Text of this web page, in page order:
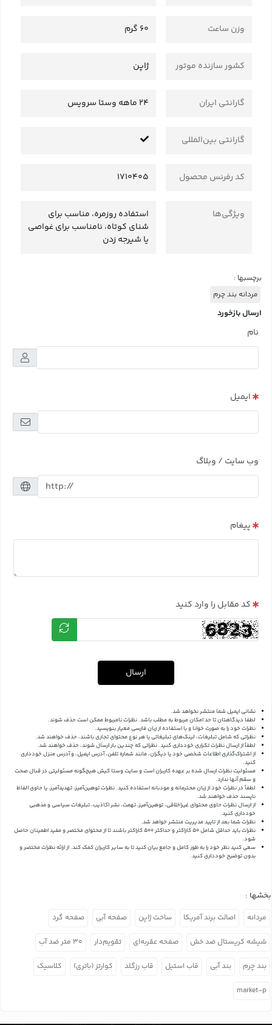
وزن ساعت 60 گرم
کشور سازنده موتور ژاپن
گارانتی ایران 24 ماهه وستا سرویس
گارانتی بین‌المللی
کد رفرنس محصول 1710405
ویژگی‌ها
استفاده روزمره، مناسب برای
شنای کوتاه، نامناسب برای غواصی
یا شیرجه زدن
برچسبها :
مردانه بند چرم
ارسال بازخورد
نام
ایمیل
وب سایت / وبلاگ
پیغام
کد مقابل را وارد کنید
ارسال
نشانی ایمیل شما منتشر نخواهد شد.
لطفا دیدگاهتان تا حد امکان مربوط به مطلب باشد. نظرات نامربوط ممکن است حذف شوند.
نظرات خود را به صورت خوانا و با استفاده از زبان فارسی معیار بنویسید.
نظراتی که شامل تبلیغات، لینک‌های تبلیغاتی یا هر نوع محتوای تجاری باشند، حذف خواهند شد.
لطفاً از ارسال نظرات تکراری خودداری کنید. نظراتی که چندین بار ارسال شوند، حذف خواهند شد.
از اشتراک‌گذاری اطلاعات شخصی خود یا دیگران، مانند شماره تلفن، آدرس ایمیل، و آدرس منزل خودداری
کنید.
مسئولیت نظرات ارسال شده بر عهده کاربران است و سایت وستا کیش هیچگونه مسئولیتی در قبال صحت
و سقم آنها ندارد.
لطفاً در نظرات خود از زبان محترمانه و مودبانه استفاده کنید. نظرات توهین‌آمیز، تهدیدآمیز، یا حاوی الفاظ
ناپسند حذف خواهند شد.
از ارسال نظرات حاوی محتوای غیراخلاقی، توهین‌آمیز، تهمت، نشر اکاذیب، تبلیغات سیاسی و مذهبی
خودداری کنید.
نظرات شما بعد از تایید مدیریت منتشر خواهد شد.
نظرات باید حداقل شامل 50 کاراکتر و حداکثر 500 کاراکتر باشند تا از محتوای مختصر و مفید اطمینان حاصل
شود.
سعی کنید نظر خود را به طور کامل و جامع بیان کنید تا به سایر کاربران کمک کند.از ارائه نظرات مختصر و
بدون توضیح خودداری کنید.
بخشها :
مردانه اصالت برند آمریکا ساخت ژاپن صفحه آبی صفحه گرد
شیشه کریستال ضد خش صفحه عقربه‌ای تقویم‌دار ۳۰ متر ضد آب
بند چرم بند آبی قاب استیل قاب رزگلد کوارتز (باتری) کلاسیک
market-p